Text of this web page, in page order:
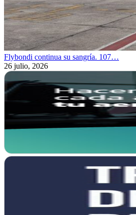
Flybondi continua su sangría. 107…
26 julio, 2026